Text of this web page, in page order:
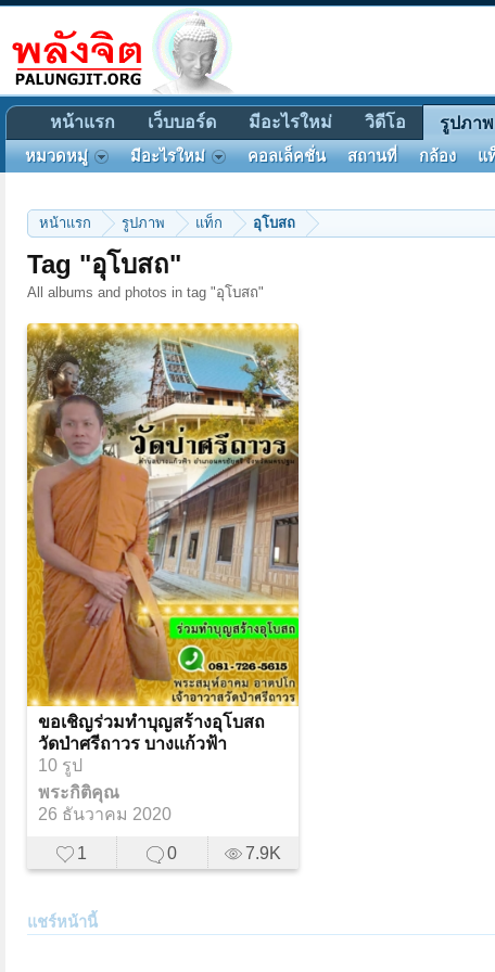
หน้าแรก รูปภาพ แท็ก อุโบสถ
Tag "อุโบสถ"
All albums and photos in tag "อุโบสถ"
ขอเชิญร่วมทำบุญสร้างอุโบสถ
วัดป่าศรีถาวร บางเเก้วฟ้า
10 รูป
พระกิติคุณ
26 ธันวาคม 2020
1 0 7.9K
แชร์หน้านี้
หน้าแรก เว็บบอร์ด มีอะไรใหม่ วิดีโอ รูปภาพ
หมวดหมู่ มีอะไรใหม่ คอลเล็คชั่น สถานที่ กล้อง แ